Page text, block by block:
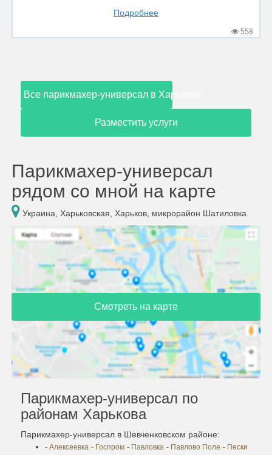
Подробнее
558
Все парикмахер-универсал в Харькове
Разместить услуги
Парикмахер-универсал
рядом со мной на карте
Украина, Харьковская, Харьков, микрорайон Шатиловка
Смотреть на карте
Парикмахер-универсал по
районам Харькова
Парикмахер-универсал в Шевченковском районе:
- Алексеевка - Госпром - Павловка - Павлово Поле - Пески